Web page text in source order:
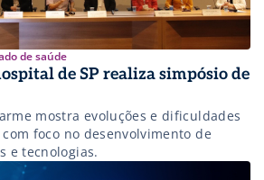
de saúde
de SP realiza simpósio de
mostra evoluções e dificuldades
foco no desenvolvimento de
e tecnologias.